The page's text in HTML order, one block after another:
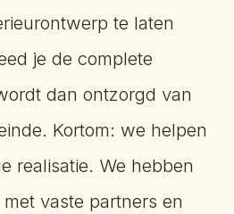
te laten
je de complete
dan ontzorgd van
Kortom: we helpen
realisatie. We hebben
vaste partners en